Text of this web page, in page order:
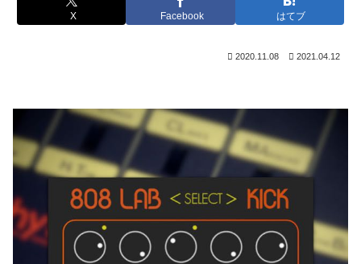
X Facebook はてブ
2020.11.08 2021.04.12